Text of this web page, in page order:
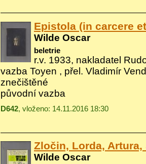
Epistola (in carcere
Wilde Oscar
beletrie
r.v. 1933, nakladatel
vazba Toyen , přel. Vladimír
znečištěné
původní vazba
D642, vloženo: 14.11.2016 18:30
Zločin, Lorda, Artura,
Wilde Oscar